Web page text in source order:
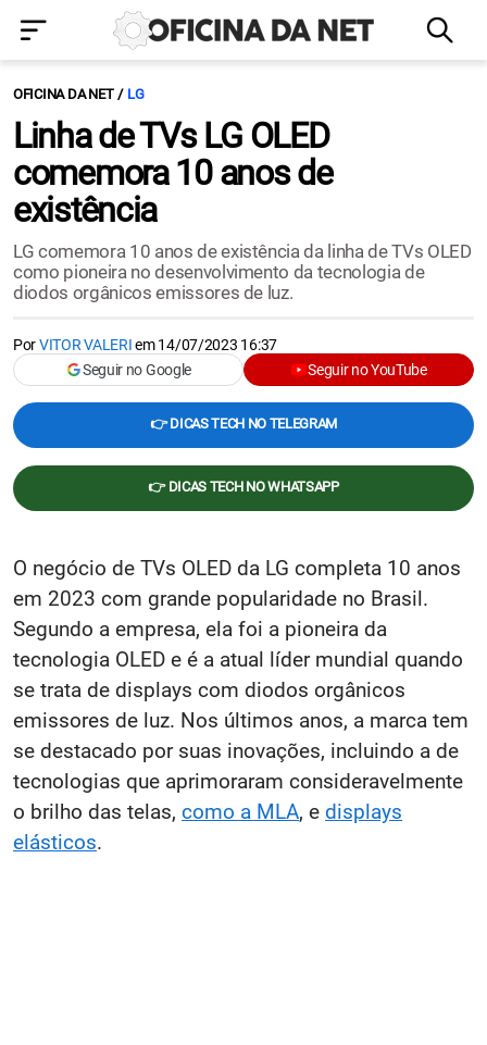
OFICINA DA NET LG
Linha de TVs LG OLED
comemora 10 anos de
existência
LG comemora 10 anos de existência da linha de TVs OLED
como pioneira no desenvolvimento da tecnologia de
diodos orgânicos emissores de luz.
PorVITOR VALERIem14/07/2023 16:37
Seguir no Google
Seguir no YouTube
👉 DICAS TECH NO TELEGRAM
👉 DICAS TECH NO WHATSAPP
O negócio de TVs OLED da LG completa 10 anos
em 2023 com grande popularidade no Brasil.
Segundo a empresa, ela foi a pioneira da
tecnologia OLED e é a atual líder mundial quando
se trata de displays com diodos orgânicos
emissores de luz. Nos últimos anos, a marca tem
se destacado por suas inovações, incluindo a de
tecnologias que aprimoraram consideravelmente
o brilho das telas, como a MLA, e displays
elásticos.